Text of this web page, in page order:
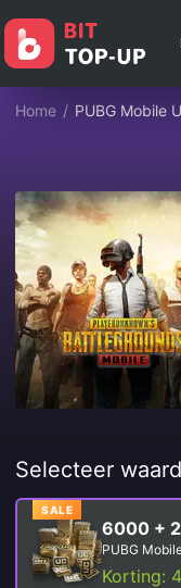
Home / PUBG Mobile
Selecteer
SALE
6000 +
PUBG
Korting: